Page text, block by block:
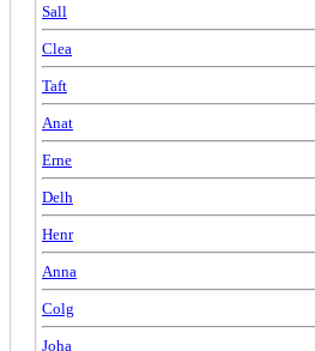
Sall
Clea
Taft
Anat
Erne
Delh
Henr
Anna
Colg
Joha